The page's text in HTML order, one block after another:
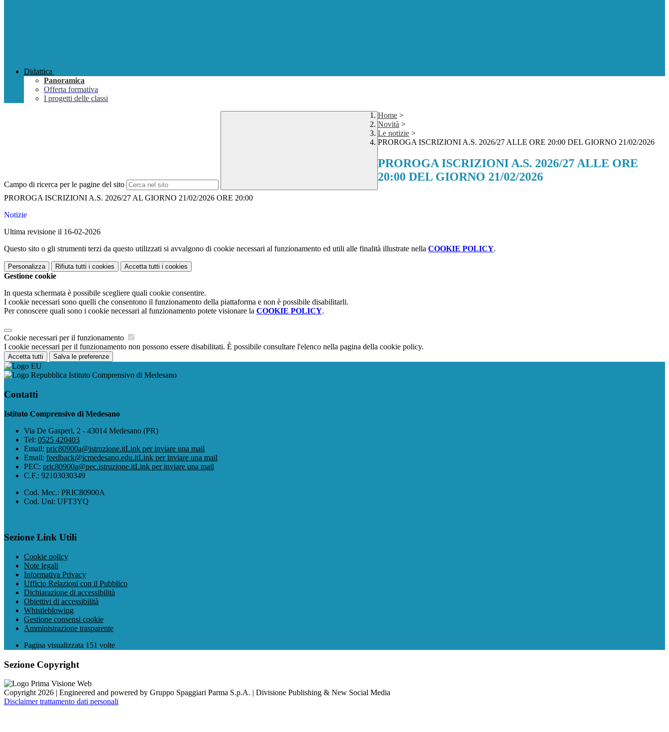
Didattica
Panoramica
Offerta formativa
I progetti delle classi
Campo di ricerca per le pagine del sito
Home >
Novità >
Le notizie >
PROROGA ISCRIZIONI A.S. 2026/27 ALLE ORE 20:00 DEL GIORNO 21/02/2026
PROROGA ISCRIZIONI A.S. 2026/27 ALLE ORE
20:00 DEL GIORNO 21/02/2026
PROROGA ISCRIZIONI A.S. 2026/27 AL GIORNO 21/02/2026 ORE 20:00
Notizie
Ultima revisione il 16-02-2026
Questo sito o gli strumenti terzi da questo utilizzati si avvalgono di cookie necessari al funzionamento ed utili alle finalità illustrate nella COOKIE POLICY.
Personalizza Rifiuta tutti i cookies Accetta tutti i cookies
Gestione cookie
In questa schermata è possibile scegliere quali cookie consentire.
I cookie necessari sono quelli che consentono il funzionamento della piattaforma e non è possibile disabilitarli.
Per conoscere quali sono i cookie necessari al funzionamento potete visionare la COOKIE POLICY.
Cookie necessari per il funzionamento
I cookie necessari per il funzionamento non possono essere disabilitati. È possibile consultare l'elenco nella pagina della cookie policy.
Accetta tutti Salva le preferenze
Istituto Comprensivo di Medesano
Contatti
Istituto Comprensivo di Medesano
Via De Gasperi, 2 - 43014 Medesano (PR)
Tel: 0525 420403
Email: pric80900a@istruzione.itLink per inviare una mail
Email: feedback@icmedesano.edu.itLink per inviare una mail
PEC: pric80900a@pec.istruzione.itLink per inviare una mail
C.F.: 92103030349
Cod. Mec.: PRIC80900A
Cod. Uni: UFT3YQ
Sezione Link Utili
Cookie policy
Note legali
Informativa Privacy
Ufficio Relazioni con il Pubblico
Dichiarazione di accessibilità
Obiettivi di accessibilità
Whistleblowing
Gestione consensi cookie
Amministrazione trasparente
Pagina visualizzata 151 volte
Sezione Copyright
Copyright 2026 | Engineered and powered by Gruppo Spaggiari Parma S.p.A. | Divisione Publishing & New Social Media
Disclaimer trattamento dati personali